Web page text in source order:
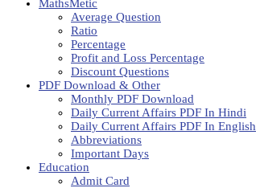
MathsMetic
Average Question
Ratio
Percentage
Profit and Loss Percentage
Discount Questions
PDF Download & Other
Monthly PDF Download
Daily Current Affairs PDF In Hindi
Daily Current Affairs PDF In English
Abbreviations
Important Days
Education
Admit Card